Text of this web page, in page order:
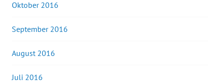
Oktober 2016
September 2016
August 2016
Juli 2016